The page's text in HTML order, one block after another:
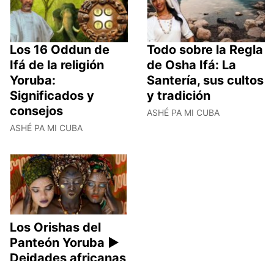
Los 16 Oddun de
Ifá de la religión
Yoruba:
Significados y
consejos
ASHÉ PA MI CUBA
Todo sobre la Regla
de Osha Ifá: La
Santería, sus cultos
y tradición
ASHÉ PA MI CUBA
Los Orishas del
Panteón Yoruba ►
Deidades africanas